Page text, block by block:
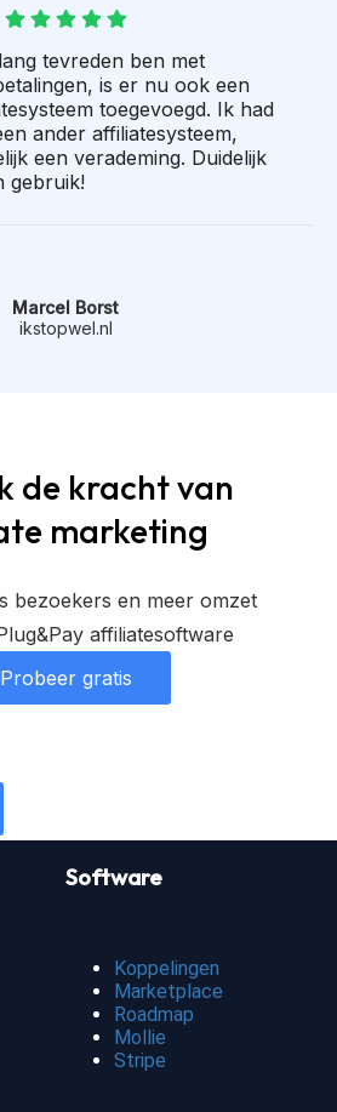
tevreden ben met
is er nu ook een
toegevoegd. Ik had
ander affiliatesysteem,
een verademing. Duidelijk
gebruik!
Marcel Borst
ikstopwel.nl
de kracht van
marketing
bezoekers en meer omzet
affiliatesoftware
Probeer gratis
Software
Koppelingen
Marketplace
Roadmap
Mollie
Stripe